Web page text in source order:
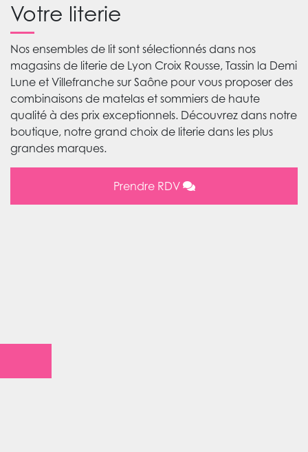
Votre literie
Nos ensembles de lit sont sélectionnés dans nos
magasins de literie de Lyon Croix Rousse, Tassin la Demi
Lune et Villefranche sur Saône pour vous proposer des
combinaisons de matelas et sommiers de haute
qualité à des prix exceptionnels. Découvrez dans notre
boutique, notre grand choix de literie dans les plus
grandes marques.
Prendre RDV